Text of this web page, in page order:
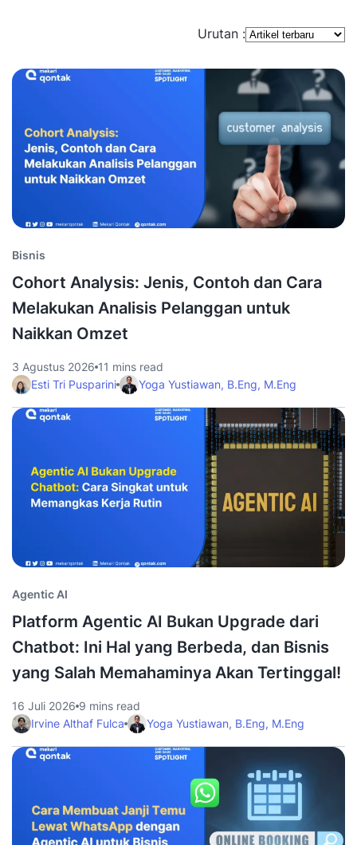
Urutan :
Bisnis
Cohort Analysis: Jenis, Contoh dan Cara
Melakukan Analisis Pelanggan untuk
Naikkan Omzet
3 Agustus 2026 11 mins read
Esti Tri Pusparini
Yoga Yustiawan, B.Eng, M.Eng
Agentic AI
Platform Agentic AI Bukan Upgrade dari
Chatbot: Ini Hal yang Berbeda, dan Bisnis
yang Salah Memahaminya Akan Tertinggal!
16 Juli 2026 9 mins read
Irvine Althaf Fulca
Yoga Yustiawan, B.Eng, M.Eng